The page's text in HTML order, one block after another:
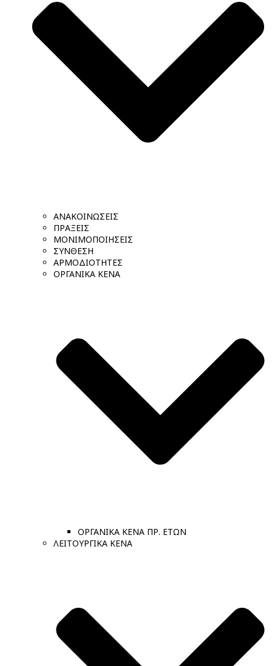
ΑΝΑΚΟΙΝΩΣΕΙΣ
ΠΡΑΞΕΙΣ
ΜΟΝΙΜΟΠΟΙΗΣΕΙΣ
ΣΥΝΘΕΣΗ
ΑΡΜΟΔΙΟΤΗΤΕΣ
ΟΡΓΑΝΙΚΑ ΚΕΝΑ
ΟΡΓΑΝΙΚΑ ΚΕΝΑ ΠΡ. ΕΤΩΝ
ΛΕΙΤΟΥΡΓΙΚΑ ΚΕΝΑ